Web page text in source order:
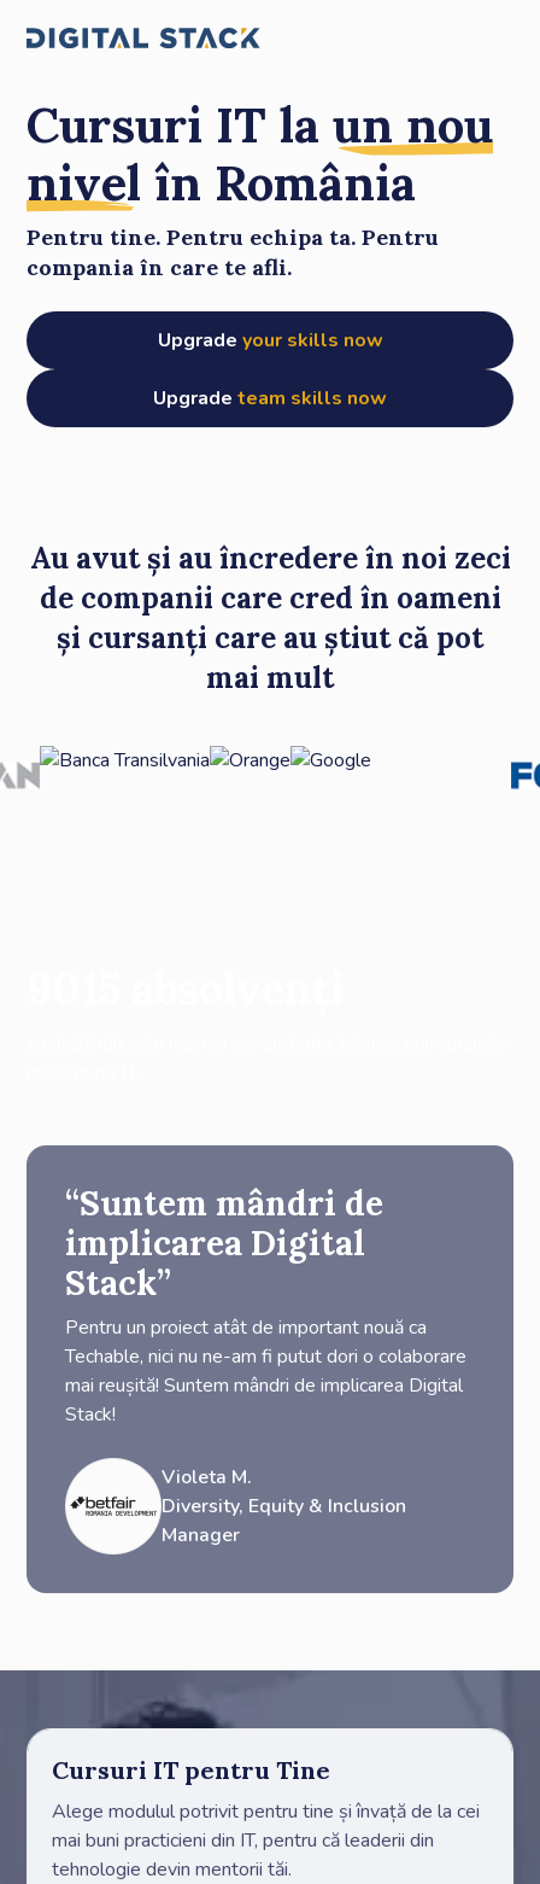
Cursuri IT laun nou
nivel în România
Pentru tine. Pentru echipa ta. Pentru
compania în care te afli.
Upgrade your skills now
Upgrade team skills now
Au avut și au încredere în noi zeci
de companii care cred în oameni
și cursanți care au știut că pot
mai mult
“Suntem mândri de
implicarea Digital
Stack”
Pentru un proiect atât de important nouă ca
Techable, nici nu ne-am fi putut dori o colaborare
mai reușită! Suntem mândri de implicarea Digital
Stack!
Violeta M.
Diversity, Equity & Inclusion
Manager
Cursuri IT pentru Tine
Alege modulul potrivit pentru tine și învață de la cei
mai buni practicieni din IT, pentru că leaderii din
tehnologie devin mentorii tăi.